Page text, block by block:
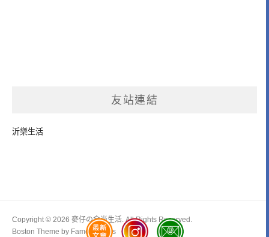
友站連結
沂樂生活
Copyright © 2026 麥仔の食尚生活. All Rights Reserved.
Boston Theme by FameThemes